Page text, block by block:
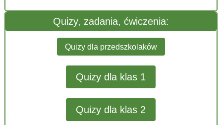
Quizy, zadania, ćwiczenia:
Quizy dla przedszkolaków
Quizy dla klas 1
Quizy dla klas 2